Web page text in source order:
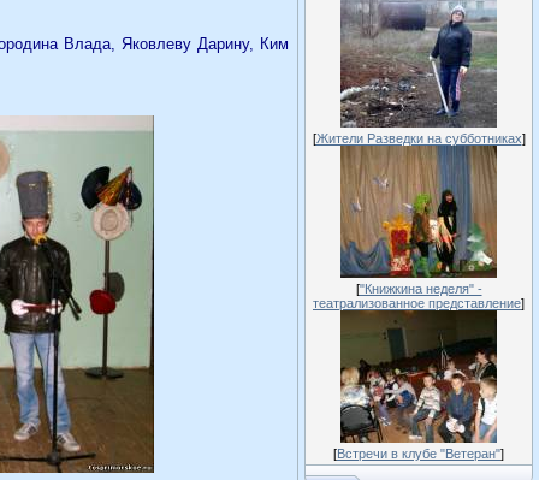
Влада, Яковлеву Дарину, Ким
[Жители Разведки на субботниках]
["Книжкина неделя" -
театрализованное представление]
[Встречи в клубе "Ветеран"]